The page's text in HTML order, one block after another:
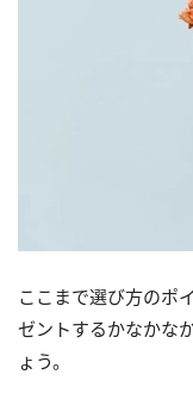
ここまで選び方のポ
ゼントするかなかな
ょう。